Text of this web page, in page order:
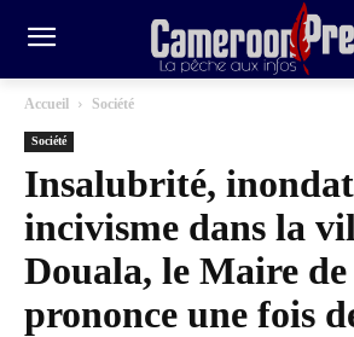
Accueil Société
Société
Insalubrité,
incivisme dans la
Douala, le Maire
prononce une fois